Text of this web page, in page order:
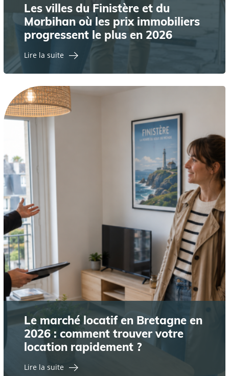
Les villes du Finistère et du
Morbihan où les prix immobiliers
progressent le plus en 2026
Lire la suite
Le marché locatif en Bretagne en
2026 : comment trouver votre
location rapidement ?
Lire la suite